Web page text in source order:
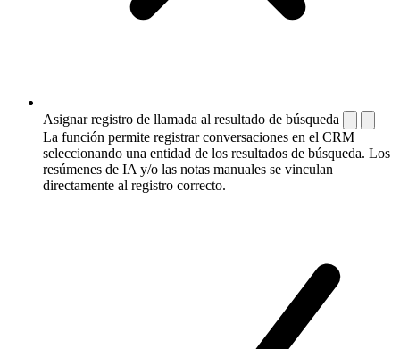
Asignar registro de llamada al resultado de búsqueda
La función permite registrar conversaciones en el CRM
seleccionando una entidad de los resultados de búsqueda. Los
resúmenes de IA y/o las notas manuales se vinculan
directamente al registro correcto.